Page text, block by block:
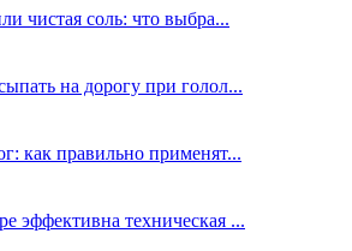
чистая соль: что выбра...
на дорогу при голол...
как правильно применят...
эффективна техническая ...